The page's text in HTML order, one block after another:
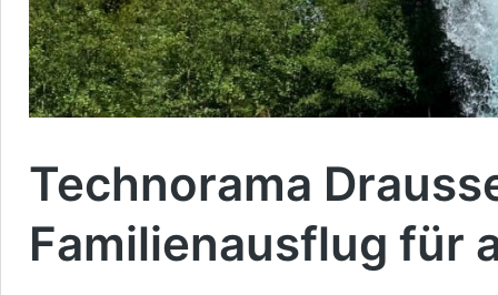
Technorama
Familienausflug für